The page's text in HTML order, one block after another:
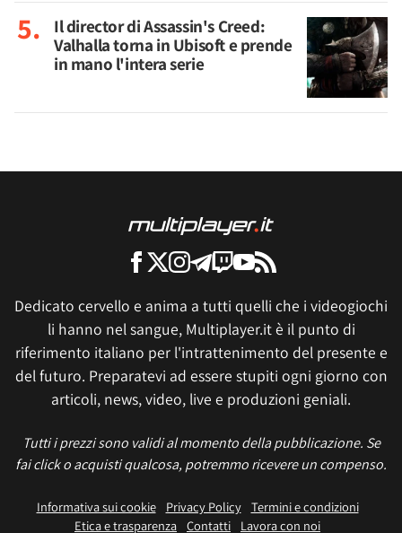
Il director di Assassin's Creed:
Valhalla torna in Ubisoft e prende
in mano l'intera serie
Dedicato cervello e anima a tutti quelli che i videogiochi
li hanno nel sangue, Multiplayer.it è il punto di
riferimento italiano per l'intrattenimento del presente e
del futuro. Preparatevi ad essere stupiti ogni giorno con
articoli, news, video, live e produzioni geniali.
Tutti i prezzi sono validi al momento della pubblicazione. Se
fai click o acquisti qualcosa, potremmo ricevere un compenso.
Informativa sui cookie Privacy Policy
Termini e condizioni
Etica e trasparenza Contatti Lavora con noi